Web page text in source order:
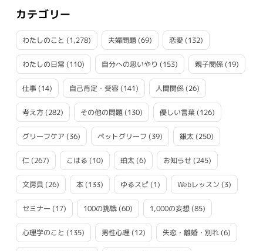
カテゴリー
わたしのこと (1,278) 夫婦問題(69) 恋愛 (132)
わたしの日常(110) 自分への思いやり (153) 親子関係(19)
仕事(14) 自己肯定・受容(141) 人間関係(26)
考え方(282) その他の問題(130) 優しい言葉(126)
グリーフケア (36) ペットグリーフ (39) 銀太 (250)
仁(267) こはる (10) 珀太 (6) お知らせ (245)
文房具(26) 本(133) ゆるスピ(1) Webレッスン (3)
セミナー (17) 100の挑戦(60) 1,000の妄想(85)
心理学のこと (135) 男性心理(12) 失恋・離婚・別れ(6)